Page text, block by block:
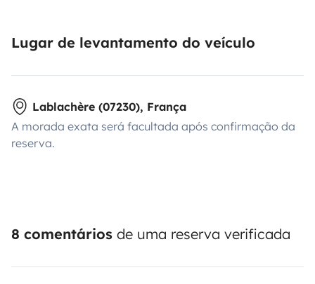
Lugar de levantamento do veículo
Lablachère (07230), França
A morada exata será facultada após confirmação da
reserva.
8 comentários de uma reserva verificada